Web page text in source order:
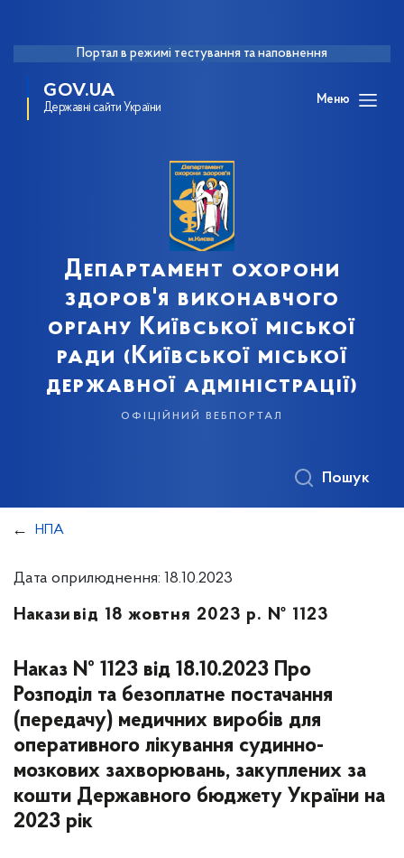
Портал в режимі тестування та наповнення
GOV.UA
Державні сайти України
Меню
Департамент охорони
здоров'я виконавчого
органу Київської міської
ради (Київської міської
державної адміністрації)
офіційний вебпортал
Пошук
НПА
Дата оприлюднення: 18.10.2023
Накази від 18 жовтня 2023 р. № 1123
Наказ № 1123 від 18.10.2023 Про
Розподіл та безоплатне постачання
(передачу) медичних виробів для
оперативного лікування судинно-
мозкових захворювань, закуплених за
кошти Державного бюджету України на
2023 рік